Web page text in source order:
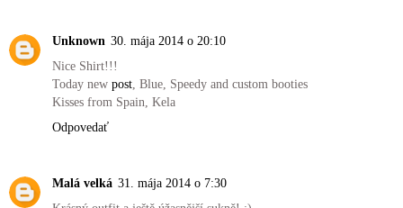
Unknown 30. mája 2014 o 20:10
Nice Shirt!!!
Today new post , Blue, Speedy and custom booties
Kisses from Spain, Kela
Odpovedať
Malá velká 31. mája 2014 o 7:30